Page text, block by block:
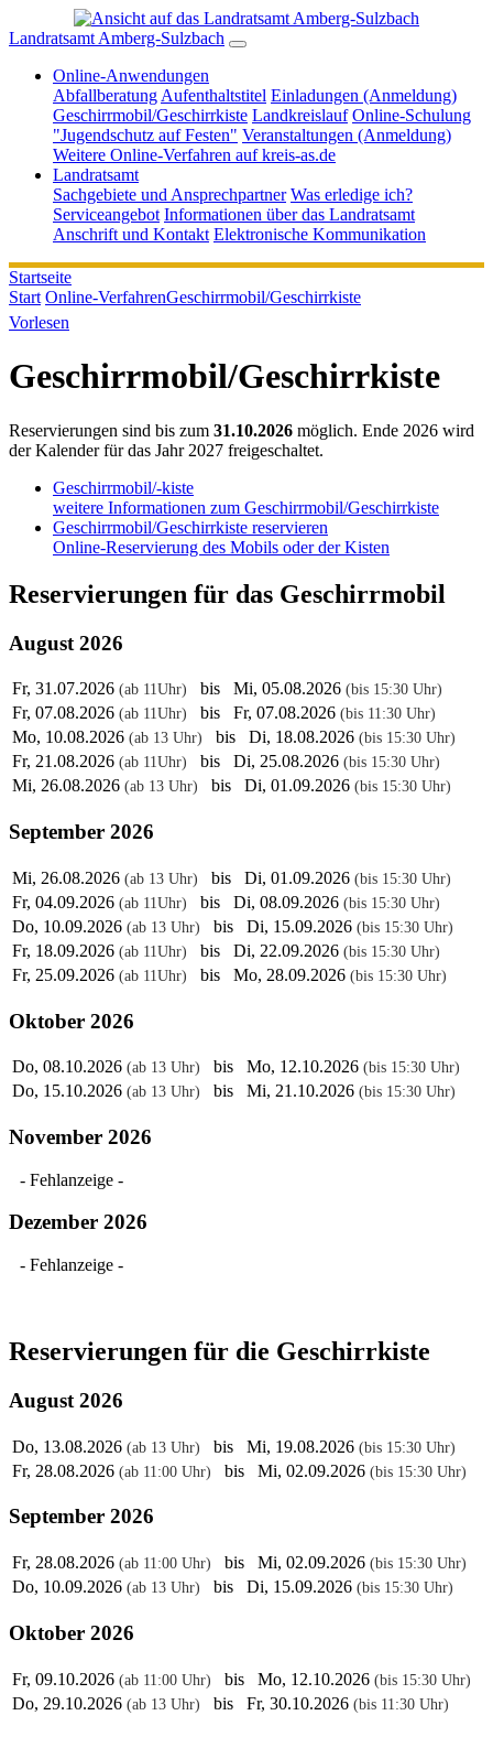
Landratsamt Amberg-Sulzbach
Online-Anwendungen
Abfallberatung Aufenthaltstitel Einladungen (Anmeldung)
Geschirrmobil/Geschirrkiste Landkreislauf Online-Schulung
"Jugendschutz auf Festen" Veranstaltungen (Anmeldung)
Weitere Online-Verfahren auf kreis-as.de
Landratsamt
Sachgebiete und Ansprechpartner Was erledige ich?
Serviceangebot Informationen über das Landratsamt
Anschrift und Kontakt Elektronische Kommunikation
Startseite
Start Online-VerfahrenGeschirrmobil/Geschirrkiste
Vorlesen
Geschirrmobil/Geschirrkiste
Reservierungen sind bis zum 31.10.2026 möglich. Ende 2026 wird
der Kalender für das Jahr 2027 freigeschaltet.
Geschirrmobil/-kiste
weitere Informationen zum Geschirrmobil/Geschirrkiste
Geschirrmobil/Geschirrkiste reservieren
Online-Reservierung des Mobils oder der Kisten
Reservierungen für das Geschirrmobil
August 2026
Fr, 31.07.2026 (ab 11Uhr) bis Mi, 05.08.2026 (bis 15:30 Uhr)
Fr, 07.08.2026 (ab 11Uhr) bis Fr, 07.08.2026 (bis 11:30 Uhr)
Mo, 10.08.2026 (ab 13 Uhr) bis Di, 18.08.2026 (bis 15:30 Uhr)
Fr, 21.08.2026 (ab 11Uhr) bis Di, 25.08.2026 (bis 15:30 Uhr)
Mi, 26.08.2026 (ab 13 Uhr) bis Di, 01.09.2026 (bis 15:30 Uhr)
September 2026
Mi, 26.08.2026 (ab 13 Uhr) bis Di, 01.09.2026 (bis 15:30 Uhr)
Fr, 04.09.2026 (ab 11Uhr) bis Di, 08.09.2026 (bis 15:30 Uhr)
Do, 10.09.2026 (ab 13 Uhr) bis Di, 15.09.2026 (bis 15:30 Uhr)
Fr, 18.09.2026 (ab 11Uhr) bis Di, 22.09.2026 (bis 15:30 Uhr)
Fr, 25.09.2026 (ab 11Uhr) bis Mo, 28.09.2026 (bis 15:30 Uhr)
Oktober 2026
Do, 08.10.2026 (ab 13 Uhr) bis Mo, 12.10.2026 (bis 15:30 Uhr)
Do, 15.10.2026 (ab 13 Uhr) bis Mi, 21.10.2026 (bis 15:30 Uhr)
November 2026
- Fehlanzeige -
Dezember 2026
- Fehlanzeige -
Reservierungen für die Geschirrkiste
August 2026
Do, 13.08.2026 (ab 13 Uhr) bis Mi, 19.08.2026 (bis 15:30 Uhr)
Fr, 28.08.2026 (ab 11:00 Uhr) bis Mi, 02.09.2026 (bis 15:30 Uhr)
September 2026
Fr, 28.08.2026 (ab 11:00 Uhr) bis Mi, 02.09.2026 (bis 15:30 Uhr)
Do, 10.09.2026 (ab 13 Uhr) bis Di, 15.09.2026 (bis 15:30 Uhr)
Oktober 2026
Fr, 09.10.2026 (ab 11:00 Uhr) bis Mo, 12.10.2026 (bis 15:30 Uhr)
Do, 29.10.2026 (ab 13 Uhr) bis Fr, 30.10.2026 (bis 11:30 Uhr)